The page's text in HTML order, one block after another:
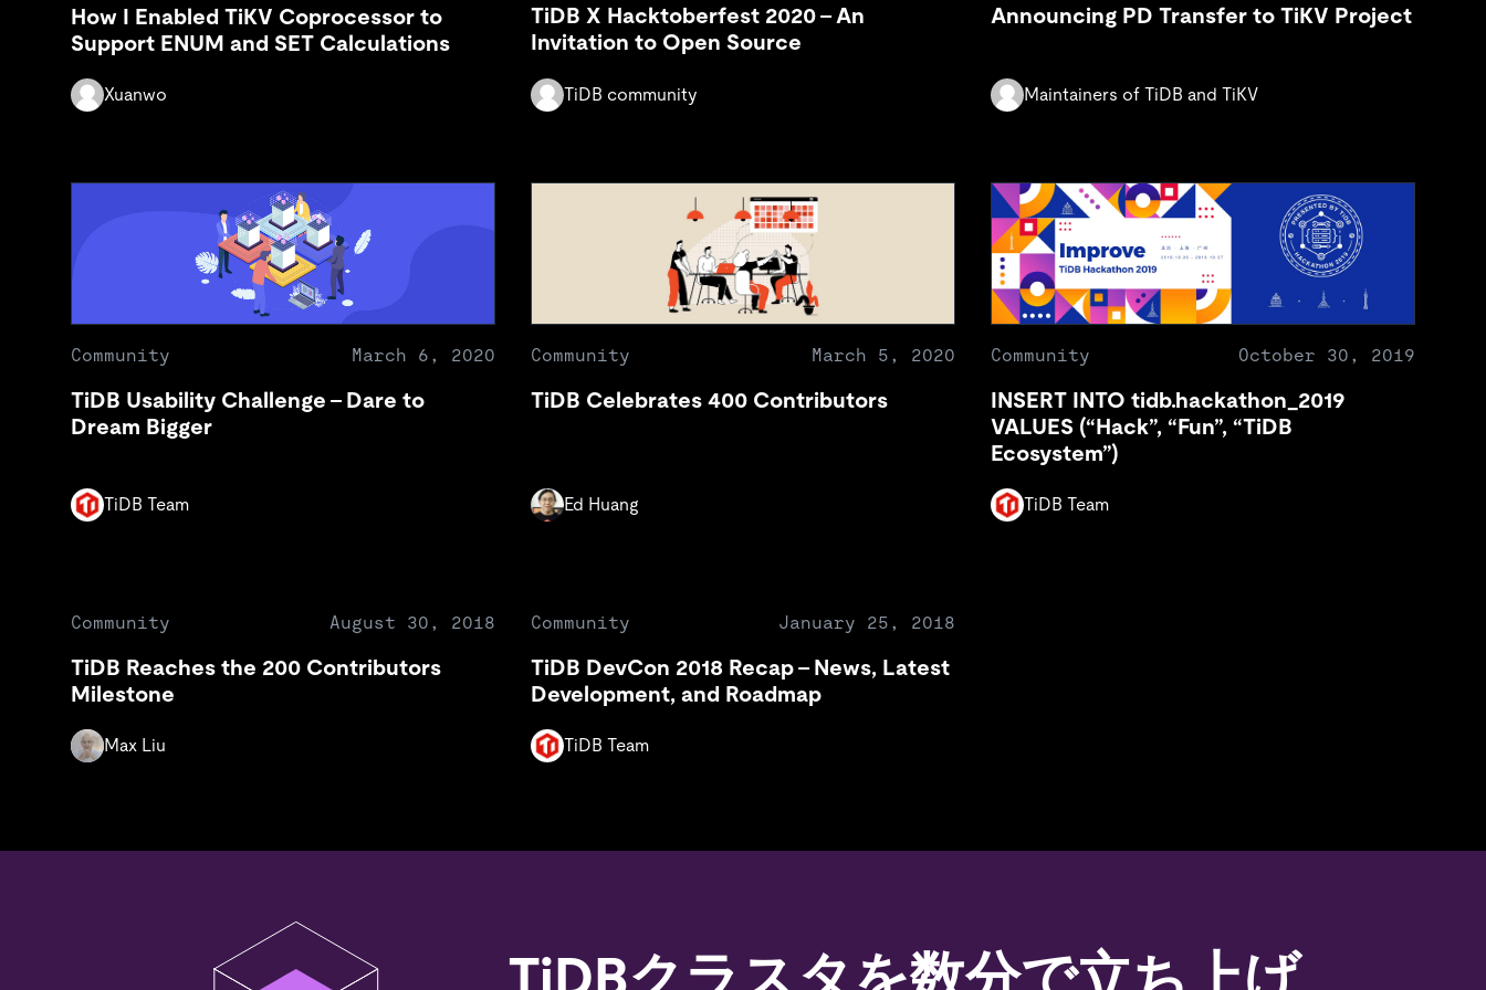
How I Enabled TiKV Coprocessor to
Support ENUM and SET Calculations
Xuanwo
TiDB X Hacktoberfest 2020 – An
Invitation to Open Source
TiDB community
Announcing PD Transfer to TiKV Project
Maintainers of TiDB and TiKV
Community March 6, 2020
TiDB Usability Challenge – Dare to
Dream Bigger
TiDB Team
Community March 5, 2020
TiDB Celebrates 400 Contributors
Ed Huang
Community October 30, 2019
INSERT INTO tidb.hackathon_2019
VALUES (“Hack”, “Fun”, “TiDB
Ecosystem”)
TiDB Team
Community August 30, 2018
TiDB Reaches the 200 Contributors
Milestone
Max Liu
Community January 25, 2018
TiDB DevCon 2018 Recap – News, Latest
Development, and Roadmap
TiDB Team